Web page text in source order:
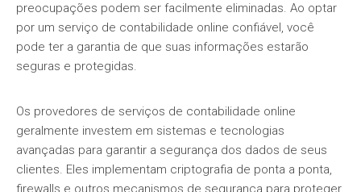
preocupações podem ser facilmente eliminadas. Ao optar
por um serviço de contabilidade online confiável, você
pode ter a garantia de que suas informações estarão
seguras e protegidas.
Os provedores de serviços de contabilidade online
geralmente investem em sistemas e tecnologias
avançadas para garantir a segurança dos dados de seus
clientes. Eles implementam criptografia de ponta a ponta,